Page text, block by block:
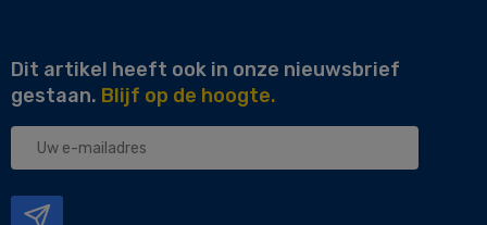
Dit artikel heeft ook in onze nieuwsbrief
gestaan. Blijf op de hoogte.
Uw